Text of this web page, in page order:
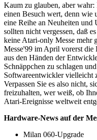
Kaum zu glauben, aber
einen Besuch wert, denn wie
eine Reihe an Neuheiten
sollten nicht vergessen, daß
keine Atari-only Messe mehr
Messe'99 im April vorerst
aus den Händen der
Schnäppchen zu schlagen
Softwareentwickler vielleicht
Verpassen Sie es also nicht,
freizuhalten, wer weiß, ob
Atari-Ereignisse weltweit
Hardware-News auf der
Milan 060-Upgrade